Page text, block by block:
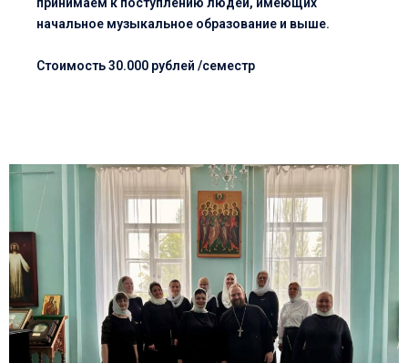
начальное музыкальное образование и выше.
Стоимость 30.000 рублей /семестр